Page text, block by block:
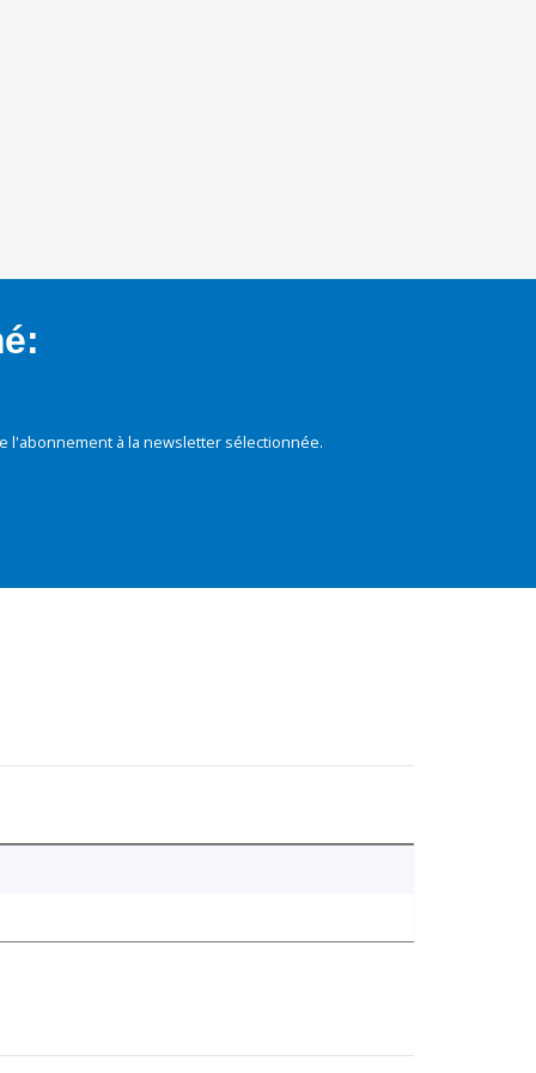
l'abonnement à la newsletter sélectionnée.